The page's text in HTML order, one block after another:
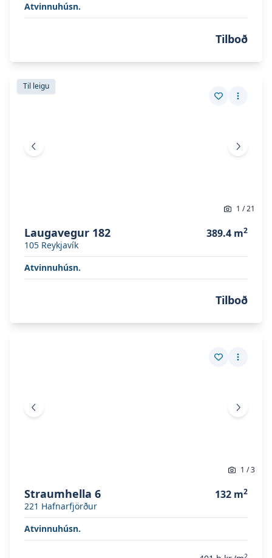
Atvinnuhúsn.
Tilboð
Skoða eignina
Til leigu
Vista eign
Fleiri
Skoða eignina
Fyrri mynd Næsta
1 /21
Laugavegur 182
105 Reykjavík
389.4 m2
Atvinnuhúsn.
Tilboð
Vista eign
Fleiri
Fyrri mynd Næsta
1 /3
Straumhella 6
221 Hafnarfjörður
132 m2
Atvinnuhúsn.
2